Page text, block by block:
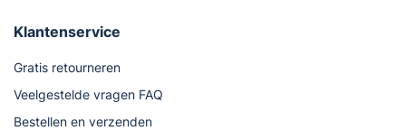
Klantenservice
Gratis retourneren
Veelgestelde vragen FAQ
Bestellen en verzenden